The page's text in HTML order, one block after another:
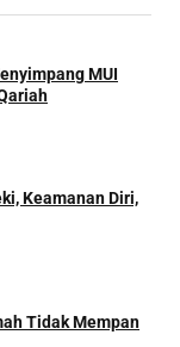
MUI
Keamanan Diri,
Tidak Mempan